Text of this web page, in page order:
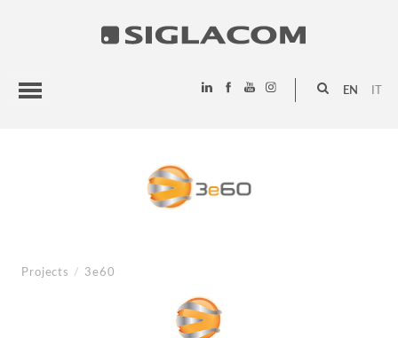
EN
Projects / 3e60